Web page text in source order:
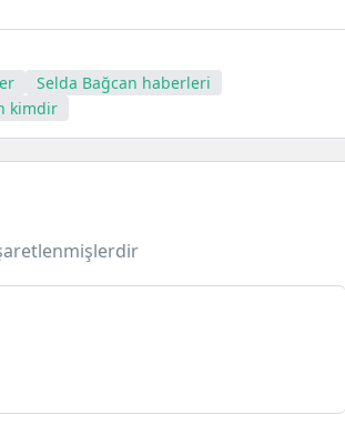
Selda Bağcan haberleri
kimdir